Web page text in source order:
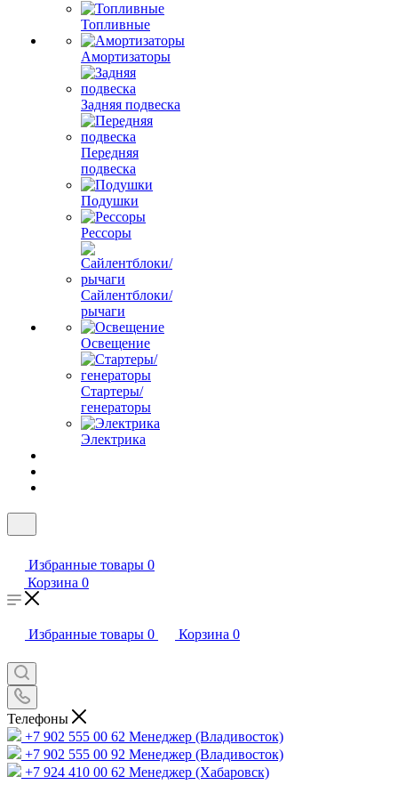
Топливные
Амортизаторы
Задняя подвеска
Передняя
подвеска
Подушки
Рессоры
Сайлентблоки/
рычаги
Освещение
Стартеры/
генераторы
Электрика
Избранные товары 0
Корзина 0
Избранные товары 0 Корзина 0
Телефоны
+7 902 555 00 62 Менеджер (Владивосток)
+7 902 555 00 92 Менеджер (Владивосток)
+7 924 410 00 62 Менеджер (Хабаровск)